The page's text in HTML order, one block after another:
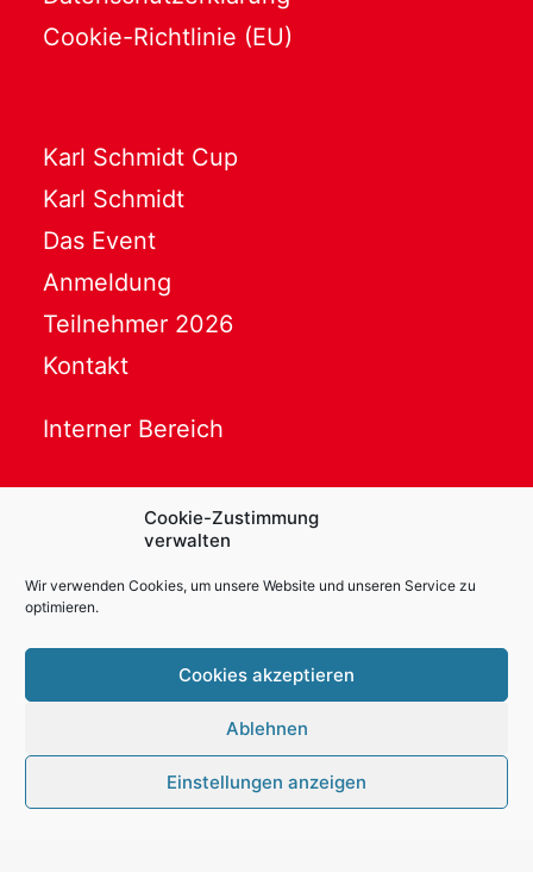
Cookie-Zustimmung
verwalten
Wir verwenden Cookies, um unsere Website und unseren Service zu
optimieren.
Cookies akzeptieren
Ablehnen
Einstellungen anzeigen
Cookie-Richtlinie (EU)
Karl Schmidt Cup
Karl Schmidt
Das Event
Anmeldung
Teilnehmer 2026
Kontakt
Interner Bereich
Powered by Translate
Ihr Ansprechpartner
Thomas Kaessler
info@karl-schmidt-cup.de
Mobil : +49-172 1571549